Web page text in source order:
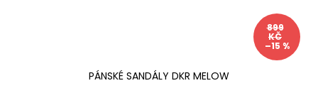
899
KČ
–15 %
PÁNSKÉ SANDÁLY DKR MELOW